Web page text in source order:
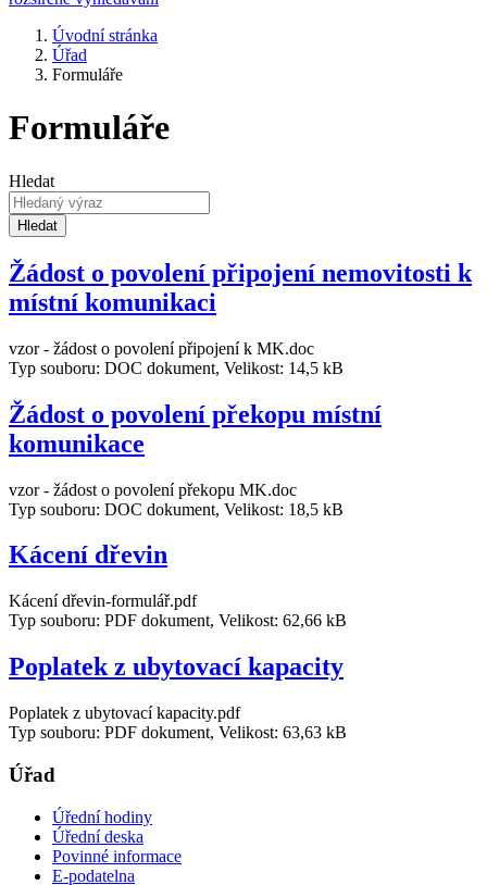
Úvodní stránka
Úřad
Formuláře
Formuláře
Hledat
Hledat
Žádost o povolení připojení nemovitosti k
místní komunikaci
vzor - žádost o povolení připojení k MK.doc
Typ souboru: DOC dokument, Velikost: 14,5 kB
Žádost o povolení překopu místní
komunikace
vzor - žádost o povolení překopu MK.doc
Typ souboru: DOC dokument, Velikost: 18,5 kB
Kácení dřevin
Kácení dřevin-formulář.pdf
Typ souboru: PDF dokument, Velikost: 62,66 kB
Poplatek z ubytovací kapacity
Poplatek z ubytovací kapacity.pdf
Typ souboru: PDF dokument, Velikost: 63,63 kB
Úřad
Úřední hodiny
Úřední deska
Povinné informace
E-podatelna